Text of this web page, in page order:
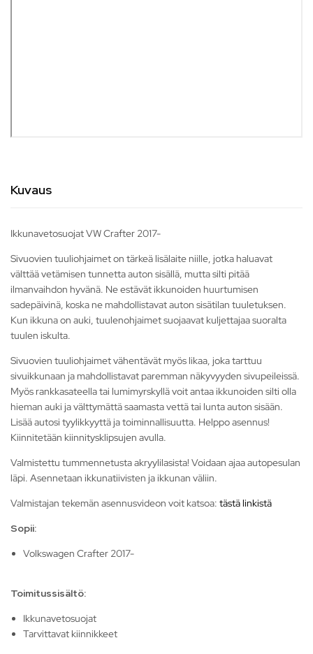
Kuvaus
Ikkunavetosuojat VW Crafter 2017-
Sivuovien tuuliohjaimet on tärkeä lisälaite niille, jotka haluavat
välttää vetämisen tunnetta auton sisällä, mutta silti pitää
ilmanvaihdon hyvänä. Ne estävät ikkunoiden huurtumisen
sadepäivinä, koska ne mahdollistavat auton sisätilan tuuletuksen.
Kun ikkuna on auki, tuulenohjaimet suojaavat kuljettajaa suoralta
tuulen iskulta.
Sivuovien tuuliohjaimet vähentävät myös likaa, joka tarttuu
sivuikkunaan ja mahdollistavat paremman näkyvyyden sivupeileissä.
Myös rankkasateella tai lumimyrskyllä voit antaa ikkunoiden silti olla
hieman auki ja välttymättä saamasta vettä tai lunta auton sisään.
Lisää autosi tyylikkyyttä ja toiminnallisuutta. Helppo asennus!
Kiinnitetään kiinnitysklipsujen avulla.
Valmistettu tummennetusta akryylilasista! Voidaan ajaa autopesulan
läpi. Asennetaan ikkunatiivisten ja ikkunan väliin.
Valmistajan tekemän asennusvideon voit katsoa: tästä linkistä
Sopii:
Volkswagen Crafter 2017-
Toimitussisältö:
Ikkunavetosuojat
Tarvittavat kiinnikkeet